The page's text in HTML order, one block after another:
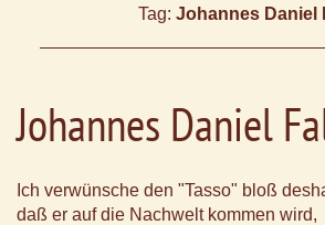
Tag: Johannes Daniel
Johannes Daniel
Ich verwünsche den "Tasso" bloß
daß er auf die Nachwelt kommen wird,